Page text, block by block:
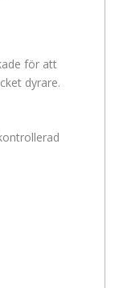
för att
dyrare.